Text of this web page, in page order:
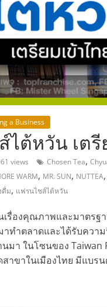
a Business
ต้หวัน เตรี
views Chosen Tea,
WARM, MR. SUN, NUTTEA,
ดื่ม, แฟรนไชส์ไต้หวัน
รื่องคุณภาพและมาตรฐ
ทำตลาดและได้รับควา
มา ในโซนของ Taiwan
สาขาในเมืองไทย มีแบ